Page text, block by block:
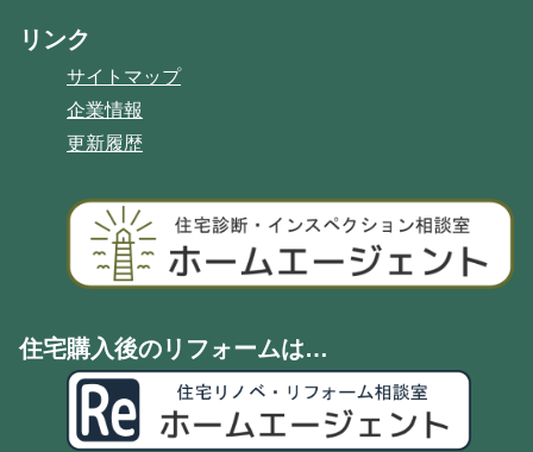
リンク
サイトマップ
企業情報
更新履歴
住宅購入後のリフォームは…